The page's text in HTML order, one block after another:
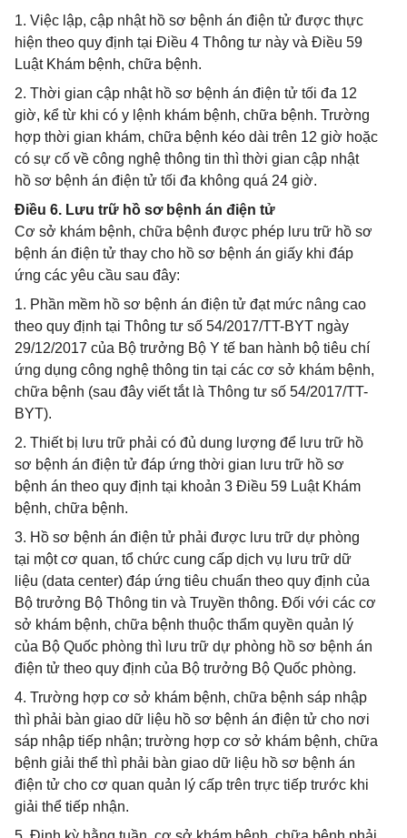
1. Việc lập, cập nhật hồ sơ bệnh án điện tử được thực
hiện theo quy định tại Điều 4 Thông tư này và Điều 59
Luật Khám bệnh, chữa bệnh.
2. Thời gian cập nhật hồ sơ bệnh án điện tử tối đa 12
giờ, kể từ khi có y lệnh khám bệnh, chữa bệnh. Trường
hợp thời gian khám, chữa bệnh kéo dài trên 12 giờ hoặc
có sự cố về công nghệ thông tin thì thời gian cập nhật
hồ sơ bệnh án điện tử tối đa không quá 24 giờ.
Điều 6. Lưu trữ hồ sơ bệnh án điện tử
Cơ sở khám bệnh, chữa bệnh được phép lưu trữ hồ sơ
bệnh án điện tử thay cho hồ sơ bệnh án giấy khi đáp
ứng các yêu cầu sau đây:
1. Phần mềm hồ sơ bệnh án điện tử đạt mức nâng cao
theo quy định tại Thông tư số 54/2017/TT-BYT ngày
29/12/2017 của Bộ trưởng Bộ Y tế ban hành bộ tiêu chí
ứng dụng công nghệ thông tin tại các cơ sở khám bệnh,
chữa bệnh (sau đây viết tắt là Thông tư số 54/2017/TT-
BYT).
2. Thiết bị lưu trữ phải có đủ dung lượng để lưu trữ hồ
sơ bệnh án điện tử đáp ứng thời gian lưu trữ hồ sơ
bệnh án theo quy định tại khoản 3 Điều 59 Luật Khám
bệnh, chữa bệnh.
3. Hồ sơ bệnh án điện tử phải được lưu trữ dự phòng
tại một cơ quan, tổ chức cung cấp dịch vụ lưu trữ dữ
liệu (data center) đáp ứng tiêu chuẩn theo quy định của
Bộ trưởng Bộ Thông tin và Truyền thông. Đối với các cơ
sở khám bệnh, chữa bệnh thuộc thẩm quyền quản lý
của Bộ Quốc phòng thì lưu trữ dự phòng hồ sơ bệnh án
điện tử theo quy định của Bộ trưởng Bộ Quốc phòng.
4. Trường hợp cơ sở khám bệnh, chữa bệnh sáp nhập
thì phải bàn giao dữ liệu hồ sơ bệnh án điện tử cho nơi
sáp nhập tiếp nhận; trường hợp cơ sở khám bệnh, chữa
bệnh giải thể thì phải bàn giao dữ liệu hồ sơ bệnh án
điện tử cho cơ quan quản lý cấp trên trực tiếp trước khi
giải thể tiếp nhận.